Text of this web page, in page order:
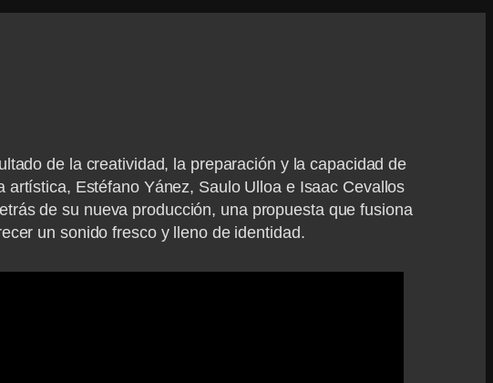
de la creatividad, la preparación y la capacidad de
artística, Estéfano Yánez, Saulo Ulloa e Isaac Cevallos
de su nueva producción, una propuesta que fusiona
un sonido fresco y lleno de identidad.